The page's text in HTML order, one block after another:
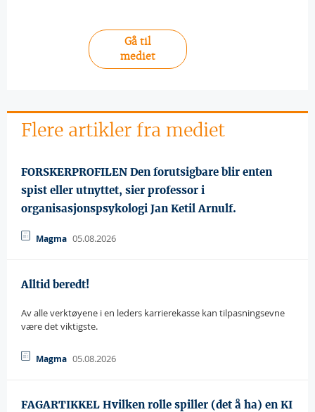
Gå til
mediet
Flere artikler fra mediet
FORSKERPROFILEN Den forutsigbare blir enten
spist eller utnyttet, sier professor i
organisasjonspsykologi Jan Ketil Arnulf.
Magma 05.08.2026
Alltid beredt!
Av alle verktøyene i en leders karrierekasse kan tilpasningsevne
være det viktigste.
Magma 05.08.2026
FAGARTIKKEL Hvilken rolle spiller (det å ha) en KI